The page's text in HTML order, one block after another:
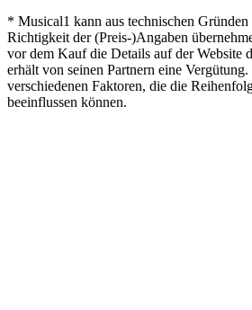
* Musical1 kann aus technischen
Richtigkeit der (Preis-)Angaben
vor dem Kauf die Details auf der Website
erhält von seinen Partnern eine
verschiedenen Faktoren, die die
beeinflussen können.